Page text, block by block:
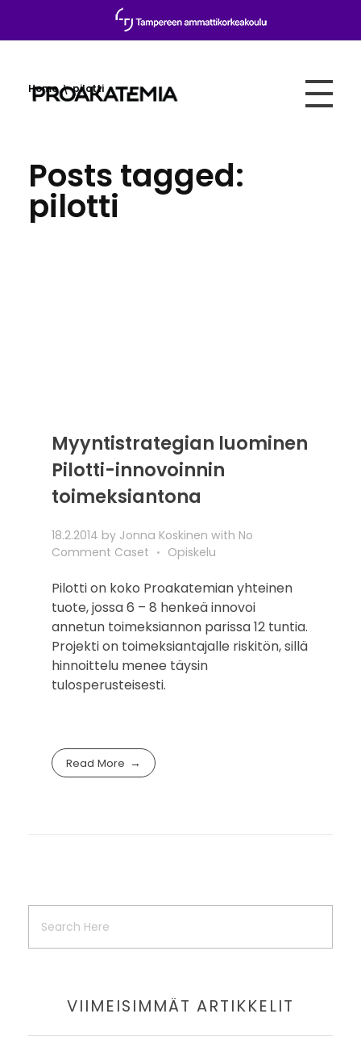
Home pilotti
Posts tagged:
pilotti
Myyntistrategian luominen
Pilotti-innovoinnin
toimeksiantona
18.2.2014 by Jonna Koskinen with No
Comment Caset Opiskelu
Pilotti on koko Proakatemian yhteinen
tuote, jossa 6 – 8 henkeä innovoi
annetun toimeksiannon parissa 12 tuntia.
Projekti on toimeksiantajalle riskitön, sillä
hinnoittelu menee täysin
tulosperusteisesti.
Read More
VIIMEISIMMÄT ARTIKKELIT